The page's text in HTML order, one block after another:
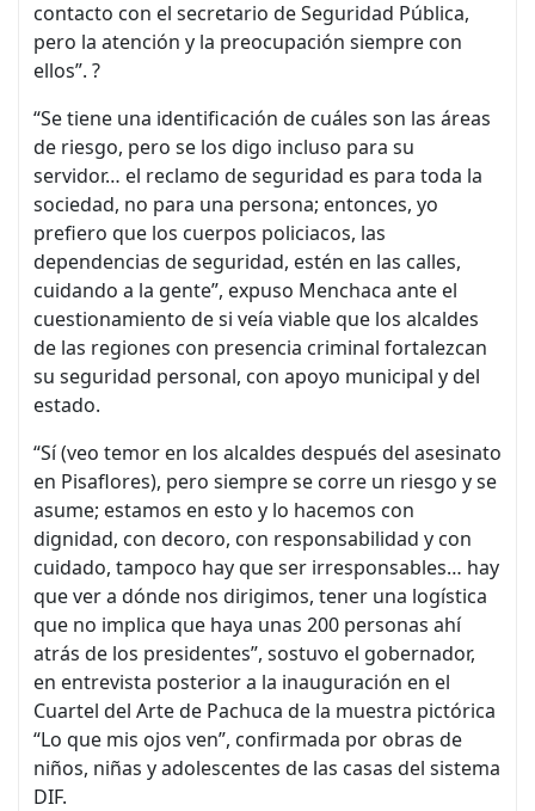
contacto con el secretario de Seguridad Pública,
pero la atención y la preocupación siempre con
ellos”. ?
“Se tiene una identificación de cuáles son las áreas
de riesgo, pero se los digo incluso para su
servidor… el reclamo de seguridad es para toda la
sociedad, no para una persona; entonces, yo
prefiero que los cuerpos policiacos, las
dependencias de seguridad, estén en las calles,
cuidando a la gente”, expuso Menchaca ante el
cuestionamiento de si veía viable que los alcaldes
de las regiones con presencia criminal fortalezcan
su seguridad personal, con apoyo municipal y del
estado.
“Sí (veo temor en los alcaldes después del asesinato
en Pisaflores), pero siempre se corre un riesgo y se
asume; estamos en esto y lo hacemos con
dignidad, con decoro, con responsabilidad y con
cuidado, tampoco hay que ser irresponsables… hay
que ver a dónde nos dirigimos, tener una logística
que no implica que haya unas 200 personas ahí
atrás de los presidentes”, sostuvo el gobernador,
en entrevista posterior a la inauguración en el
Cuartel del Arte de Pachuca de la muestra pictórica
“Lo que mis ojos ven”, confirmada por obras de
niños, niñas y adolescentes de las casas del sistema
DIF.